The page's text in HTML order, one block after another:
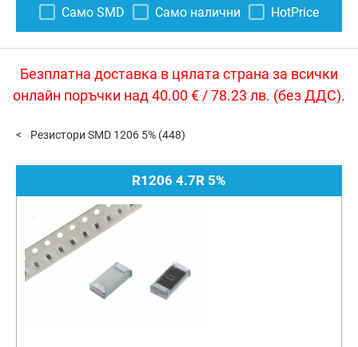
Само SMD Само налични HotPrice
Безплатна доставка в цялата страна за всички
онлайн поръчки над 40.00 € / 78.23 лв. (без ДДС).
Резистори SMD 1206 5% (448)
R1206 4.7R 5%